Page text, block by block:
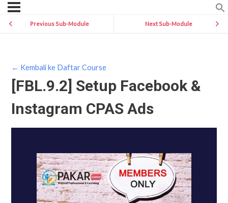
Previous Sub-Module Next Sub-Module
← Kembali ke Daftar Course
[FBL.9.2] Setup Facebook &
Instagram CPAS Ads